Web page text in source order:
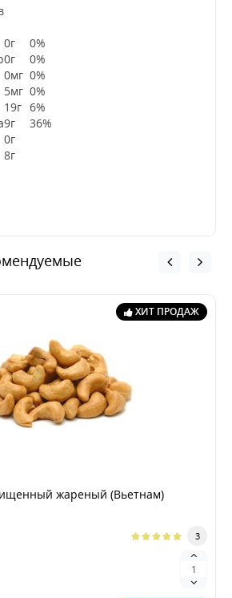
0г
0%
0г
0%
0мг 0%
5мг 0%
19г 6%
9г
36%
0г
8г
ХИТ ПРОДАЖ
жареный (Вьетнам)
3